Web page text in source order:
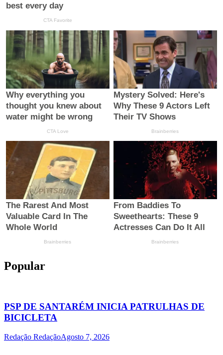
Popular
PSP DE SANTARÉM INICIA PATRULHAS DE
BICICLETA
Redação RedaçãoAgosto 7, 2026